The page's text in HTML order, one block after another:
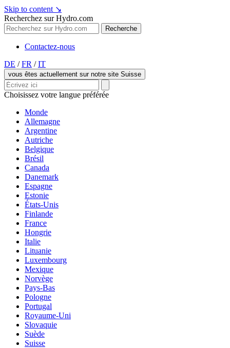
Skip to content ↘
Recherchez sur Hydro.com
Recherche
Contactez-nous
DE / FR / IT
vous êtes actuellement sur notre site Suisse
Choisissez votre langue préférée
Monde
Allemagne
Argentine
Autriche
Belgique
Brésil
Canada
Danemark
Espagne
Estonie
États-Unis
Finlande
France
Hongrie
Italie
Lituanie
Luxembourg
Mexique
Norvège
Pays-Bas
Pologne
Portugal
Royaume-Uni
Slovaquie
Suède
Suisse